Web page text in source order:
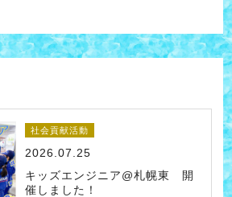
社会貢献活動
2026.07.25
キッズエンジニア@札幌東 開
催しました！